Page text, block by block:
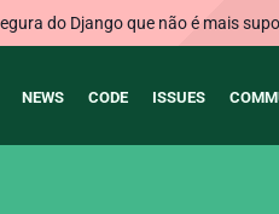
do Django que não é mais
NEWS CODE ISSUES